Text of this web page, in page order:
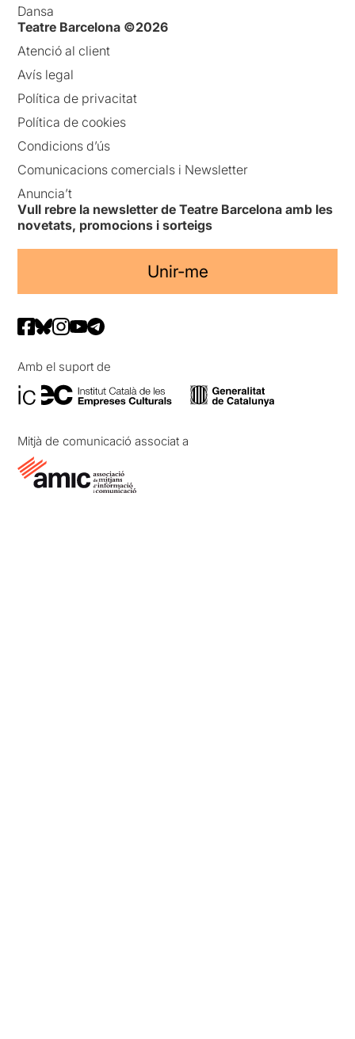
Dansa
Teatre Barcelona ©2026
Atenció al client
Avís legal
Política de privacitat
Política de cookies
Condicions d’ús
Comunicacions comercials i Newsletter
Anuncia’t
Vull rebre la newsletter de Teatre Barcelona amb les
novetats, promocions i sorteigs
Unir-me
Amb el suport de
Mitjà de comunicació associat a